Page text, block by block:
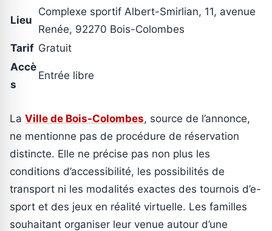
Lieu
Complexe sportif Albert-Smirlian, 11, avenue
Renée, 92270 Bois-Colombes
Tarif Gratuit
Accè
s
Entrée libre
La Ville de Bois-Colombes, source de l’annonce,
ne mentionne pas de procédure de réservation
distincte. Elle ne précise pas non plus les
conditions d’accessibilité, les possibilités de
transport ni les modalités exactes des tournois d’e-
sport et des jeux en réalité virtuelle. Les familles
souhaitant organiser leur venue autour d’une